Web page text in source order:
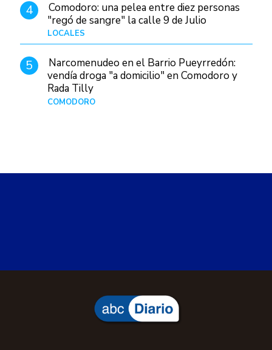
4
Comodoro: una pelea entre diez personas
"regó de sangre" la calle 9 de Julio
LOCALES
5
Narcomenudeo en el Barrio Pueyrredón:
vendía droga "a domicilio" en Comodoro y
Rada Tilly
COMODORO